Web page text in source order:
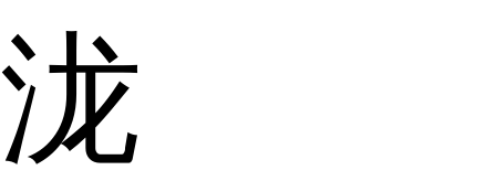
泷